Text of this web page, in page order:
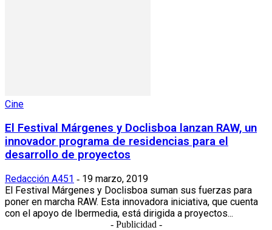
Cine
El Festival Márgenes y Doclisboa lanzan RAW, un
innovador programa de residencias para el
desarrollo de proyectos
Redacción A451 - 19 marzo, 2019
El Festival Márgenes y Doclisboa suman sus fuerzas para
poner en marcha RAW. Esta innovadora iniciativa, que cuenta
con el apoyo de Ibermedia, está dirigida a proyectos...
- Publicidad -